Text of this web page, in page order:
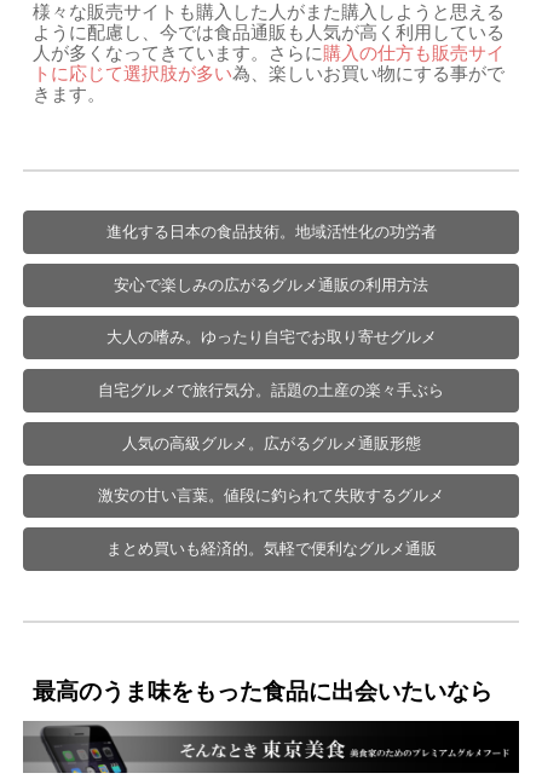
様々な販売サイトも購入した人がまた購入しようと思える
ように配慮し、今では食品通販も人気が高く利用している
人が多くなってきています。さらに購入の仕方も販売サイ
トに応じて選択肢が多い為、楽しいお買い物にする事がで
きます。
進化する日本の食品技術。地域活性化の功労者
安心で楽しみの広がるグルメ通販の利用方法
大人の嗜み。ゆったり自宅でお取り寄せグルメ
自宅グルメで旅行気分。話題の土産の楽々手ぶら
人気の高級グルメ。広がるグルメ通販形態
激安の甘い言葉。値段に釣られて失敗するグルメ
まとめ買いも経済的。気軽で便利なグルメ通販
最高のうま味をもった食品に出会いたいなら